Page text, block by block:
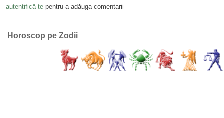
autentifică-tepentru a adăuga comentarii
Horoscop pe Zodii